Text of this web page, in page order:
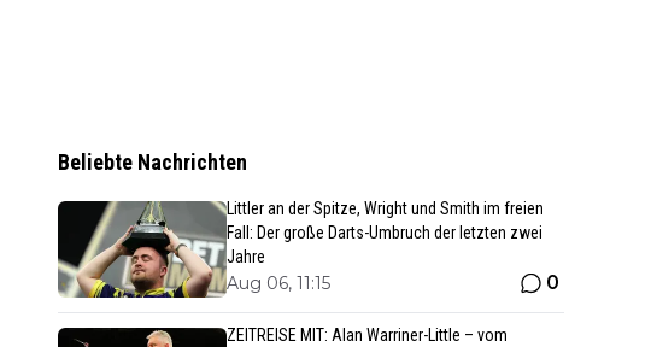
Beliebte Nachrichten
Littler an der Spitze, Wright und Smith im freien
Fall: Der große Darts-Umbruch der letzten zwei
Jahre
Aug 06, 11:15 0
ZEITREISE MIT: Alan Warriner-Little – vom